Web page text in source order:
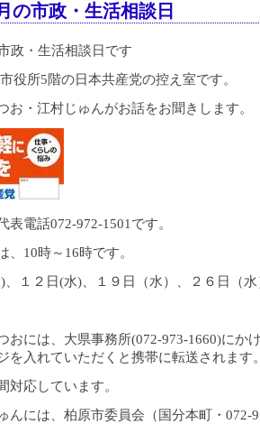
の市政・生活相談日
政・生活相談日です
役所5階の日本共産党の控え室です。
お・江村じゅんがお話をお聞きします。
表電話072-972-1501です。
、10時～16時です。
)、１２日(水)、１９日（水）、２６日（水
おには、大県事務所(072-973-1660)にか
を入れていただくと携帯に転送されます
対応しています。
んには、柏原市委員会（国分本町・072-